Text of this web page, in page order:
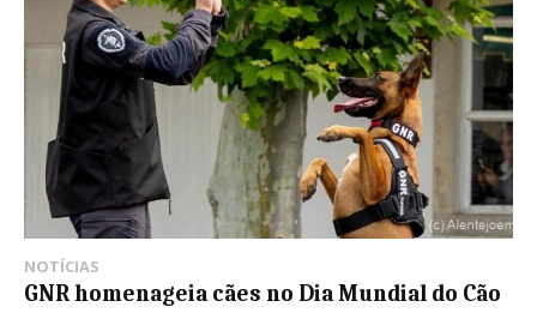
NOTÍCIAS
GNR homenageia cães no Dia Mundial do Cão